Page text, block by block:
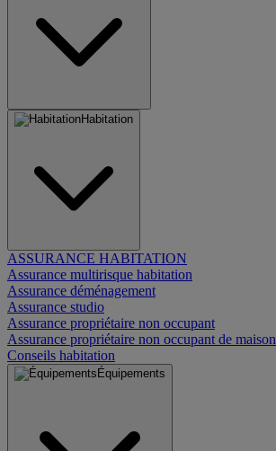
Habitation
ASSURANCE HABITATION
Assurance multirisque habitation
Assurance déménagement
Assurance studio
Assurance propriétaire non occupant
Assurance propriétaire non occupant de maison
Conseils habitation
Équipements